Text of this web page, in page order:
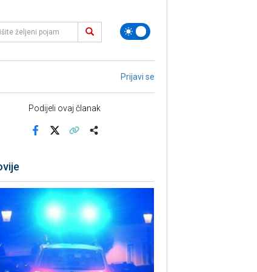
Prijavi se
Podijeli ovaj članak